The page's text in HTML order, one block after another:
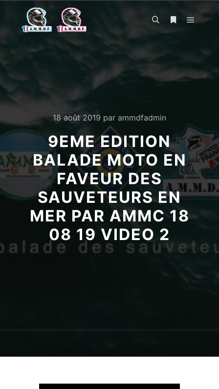
Rechercher
18 août 2019 par ammdfadmin
9EME EDITION
BALADE MOTO EN
FAVEUR DES
SAUVETEURS EN
MER PAR AMMC 18
08 19 VIDEO 2